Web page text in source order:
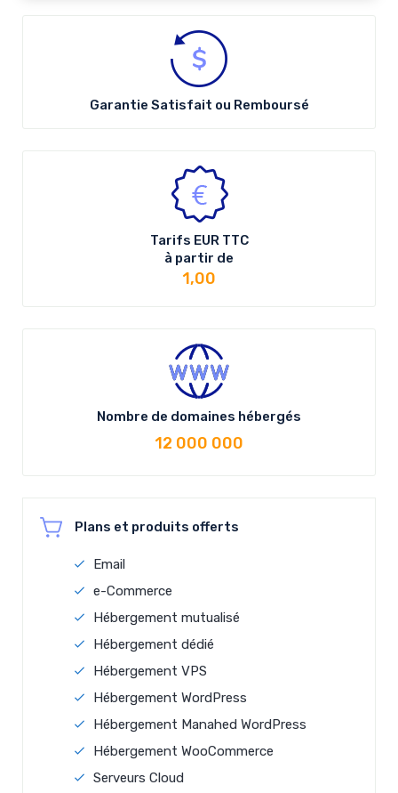
Garantie Satisfait ou Remboursé
Tarifs EURTTC
à partir de
1,00
Nombre de domaines hébergés
12 000 000
Plans et produits offerts
Email
e-Commerce
Hébergement mutualisé
Hébergement dédié
Hébergement VPS
Hébergement WordPress
Hébergement Manahed WordPress
Hébergement WooCommerce
Serveurs Cloud